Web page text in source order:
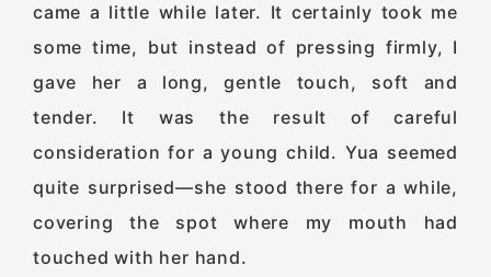
came a little while later. It certainly took me
some time, but instead of pressing firmly, I
gave her a long, gentle touch, soft and
tender. It was the result of careful
consideration for a young child. Yua seemed
quite surprised—she stood there for a while,
covering the spot where my mouth had
touched with her hand.